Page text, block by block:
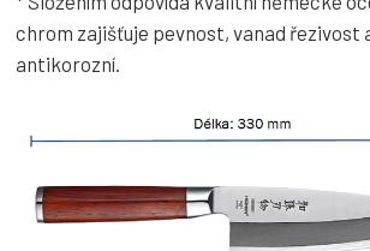
chrom zajišťuje pevnost, vanad řezivost
antikorozní.